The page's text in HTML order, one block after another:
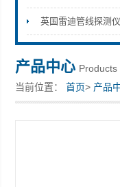
英国雷迪管线探测
产品中心 Products
当前位置：首页> 产品